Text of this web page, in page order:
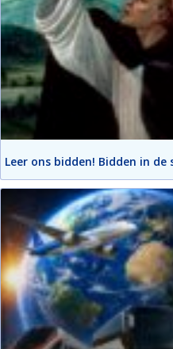
Leer ons bidden! Bidden in